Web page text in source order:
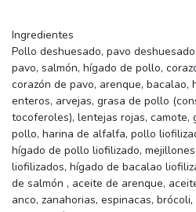
Ingredientes
Pollo deshuesado, pavo
pavo, salmón, hígado de pollo,
corazón de pavo, arenque, bacalao,
enteros, arvejas, grasa de pollo
tocoferoles), lentejas rojas, camote,
pollo, harina de alfalfa, pollo
hígado de pollo liofilizado,
liofilizados, hígado de bacalao
de salmón , aceite de arenque,
anco, zanahorias, espinacas,